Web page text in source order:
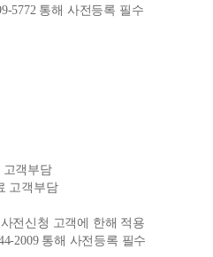
5772 통해 사전등록 필수
고객부담
고객부담
전신청 고객에 한해 적용
2009 통해 사전등록 필수